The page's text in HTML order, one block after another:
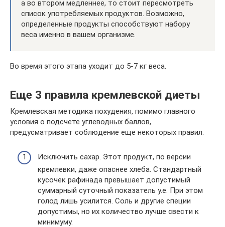
а во втором медленнее, то стоит пересмотреть
список употребляемых продуктов. Возможно,
определенные продукты способствуют набору
веса именно в вашем организме.
Во время этого этапа уходит до 5-7 кг веса.
Еще 3 правила кремлевской диеты
Кремлевская методика похудения, помимо главного
условия о подсчете углеводных баллов,
предусматривает соблюдение еще некоторых правил.
Исключить сахар. Этот продукт, по версии
кремлевки, даже опаснее хлеба. Стандартный
кусочек рафинада превышает допустимый
суммарный суточный показатель у.е. При этом
голод лишь усилится. Соль и другие специи
допустимы, но их количество лучше свести к
минимуму.